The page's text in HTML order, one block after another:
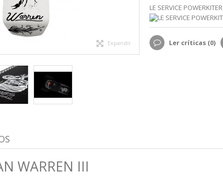
Expandir
LE SERVICE POWERKITER
Ler críticas (0)
WARREN III